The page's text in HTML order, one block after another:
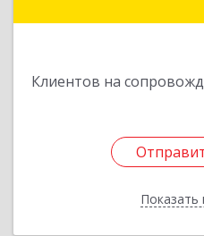
Клиентов на
Показать